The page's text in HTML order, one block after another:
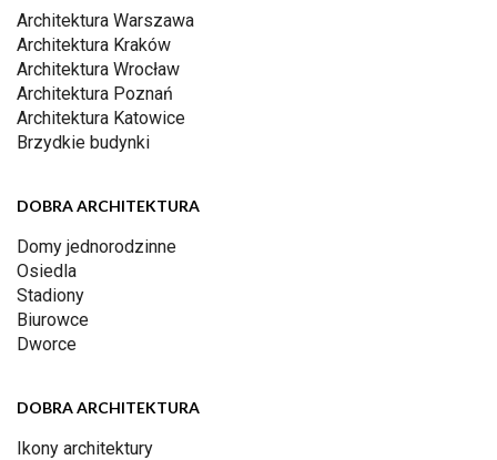
Architektura Warszawa
Architektura Kraków
Architektura Wrocław
Architektura Poznań
Architektura Katowice
Brzydkie budynki
DOBRA ARCHITEKTURA
Domy jednorodzinne
Osiedla
Stadiony
Biurowce
Dworce
DOBRA ARCHITEKTURA
Ikony architektury